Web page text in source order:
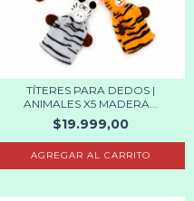
TÍTERES PARA DEDOS |
ANIMALES X5 MADERA...
$19.999,00